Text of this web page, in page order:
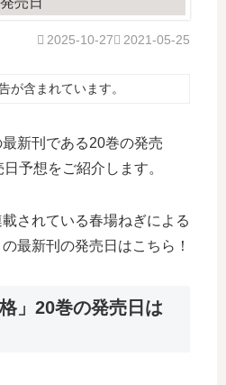
2021-05-25
2025-10-27
が含まれています。
新刊である20巻の発売
予想をご紹介します。
されている春場ねぎによる
最新刊の発売日はこちら！
」20巻の発売日は